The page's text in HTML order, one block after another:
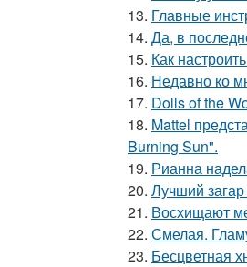
13. Главные
14. Да, в
15. Как
16. Недавно ко
17. Dolls of the
18. Mattel
Burning Sun".
19. Рианна
20. Лучший
21. Восхищают
22. Смелая.
23. Бесцветная